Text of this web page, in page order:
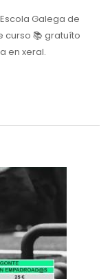
Escola Galega de
curso 📚 gratuíto
en xeral.